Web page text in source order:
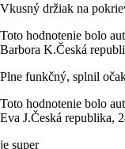
Vkusný držiak na
Toto hodnotenie bolo
Barbora K.Česká
Plne funkčný, splnil
Toto hodnotenie bolo
Eva J.Česká republika,
je super